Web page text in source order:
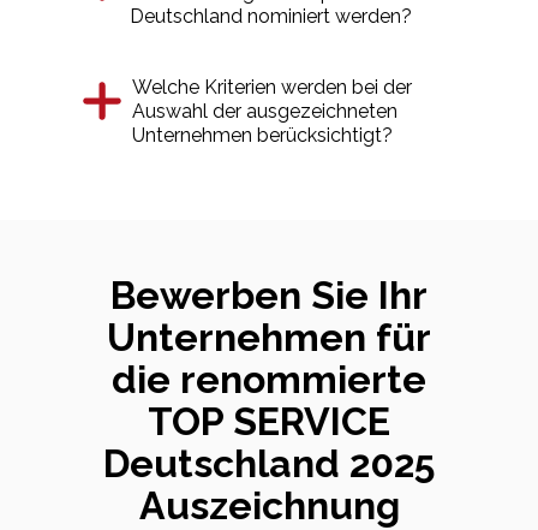
Deutschland nominiert werden?
Welche Kriterien werden bei der
Auswahl der ausgezeichneten
Unternehmen berücksichtigt?
Bewerben Sie Ihr
Unternehmen für
die renommierte
TOP SERVICE
Deutschland 2025
Auszeichnung